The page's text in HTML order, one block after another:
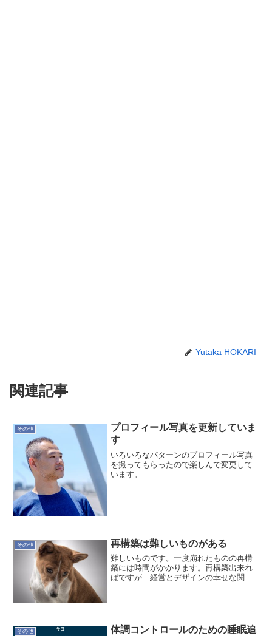
Yutaka HOKARI
関連記事
その他
プロフィール写真を更新していま
す
いろいろなパターンのプロフィール写真
を撮ってもらったので楽しんで変更して
います。
その他 再構築は難しいものがある
難しいものです。一度崩れたものの再構
築には時間がかかります。再構築出来れ
ばですが…経営とデザインの幸せな関係
その他
体調コントロールのための睡眠追